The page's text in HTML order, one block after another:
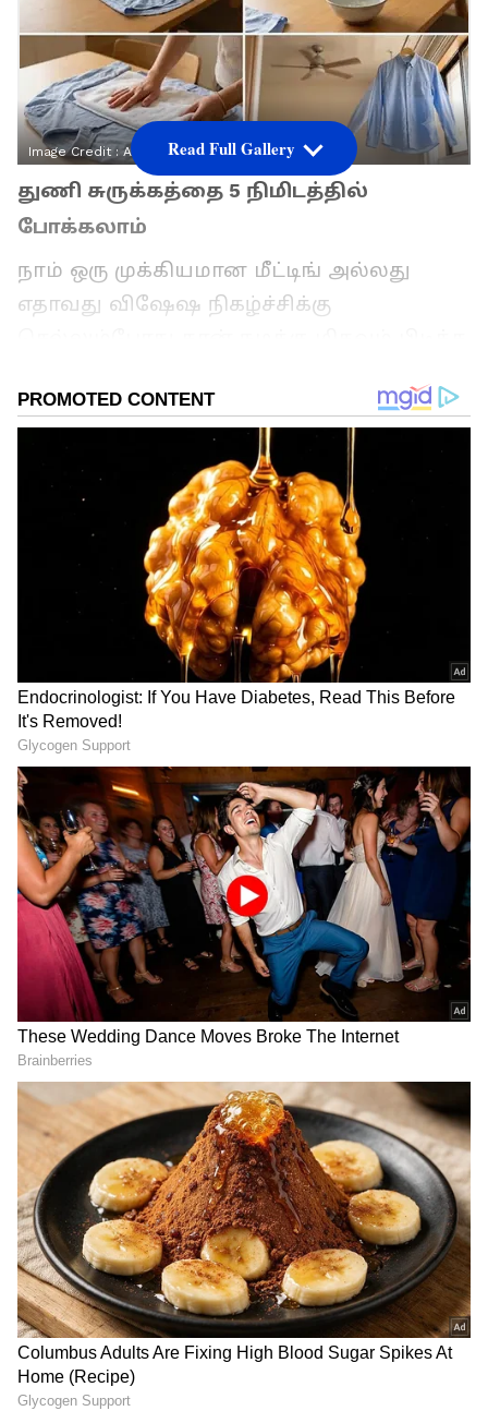
Image Credit : AI
துணி சுருக்கத்தை 5 நிமிடத்தில்
போக்கலாம்
நாம் ஒரு முக்கியமான மீட்டிங் அல்லது
எதாவது விஷேஷ நிகழ்ச்சிக்கு
ஹேப்பி மைண்ட்டையே கெடுத்து விடும்.
அந்த நேரத்தில் வீட்டில் அயர்ன் பாக்ஸ்
இல்லாவிட்டாலோ அல்லது அயர்ன் பாக்ஸ்
இருந்தும் கரண்ட் இல்லாமல் இருந்தால்
நிலைமை இன்னும் மோசமாகி விடும்.
ஆனால் இனிமேல் கவலை வேண்டாம்.
அயர்ன் பாக்ஸ் இல்லாமலேயே வெறும் 5
நிமிடத்தில் துணி சுருக்கத்தை நீக்கி,
உடையை ஃபிரெஷ்ஷாக மாற்ற சில சூப்பர்
டிரிக் குறித்து விரிவாக பார்க்கலாம்.
துணிகளில் சுருக்கம் ஏற்பட இதுதான்
காரணம்
துணிகளை நீண்ட நாட்கள் அல்மாராவில்
ஒன்றன் மேல் ஒன்றாக வைக்கும்போது,
பயணத்தின்போது சூட்கேஸில் அழுத்தி
வைக்கும்போது அல்லது துவைத்த பின்
சரியாக காய வைக்காதபோது சுருக்கங்கள்
ஏற்படுகின்றன. துணியில் உள்ள இழைகள்
மடிந்து கொள்வதே இதற்குக் காரணம்.
கொஞ்சம் வெப்பம், ஈரம் அல்லது சரியான
முறையில் இழுப்பதன் மூலம் இந்த
இழைகளை மீண்டும் பழைய நிலைக்கு
கொண்டு வந்து சுருக்கத்தை நீக்கலாம்.
ஏசியாநெட் தமிழ்-ஐ உங்கள் முதன்மைத்
தேர்வாக்குங்கள்
Read Full Gallery